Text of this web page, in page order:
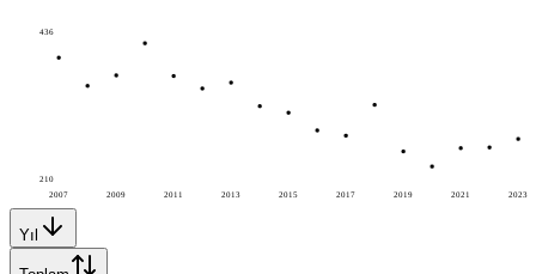
2007 2009 2011 2013 2015 2017 2019 2021 2023
436
210
Yıl